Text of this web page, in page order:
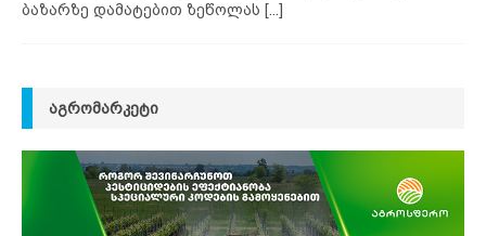
ბაზარზე დამატებით ზეწოლას [...]
ᲐᲒᲠᲝᲛᲐᲠᲙᲔᲢᲘ